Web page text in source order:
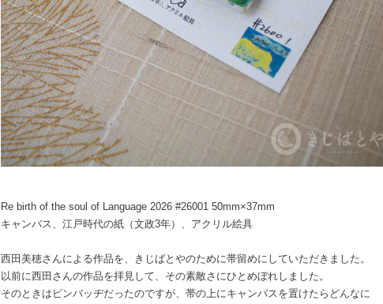
Re birth of the soul of Language 2026 #26001 50mm×37mm
キャンバス、江戸時代の紙（文政3年）、アクリル絵具
西田美穂さんによる作品を、きじばとやのために帯留めにしていただきました。
以前に西田さんの作品を拝見して、その素敵さにひとめぼれしました。
そのときはピンバッヂだったのですが、帯の上にキャンバスを置けたらどんなに